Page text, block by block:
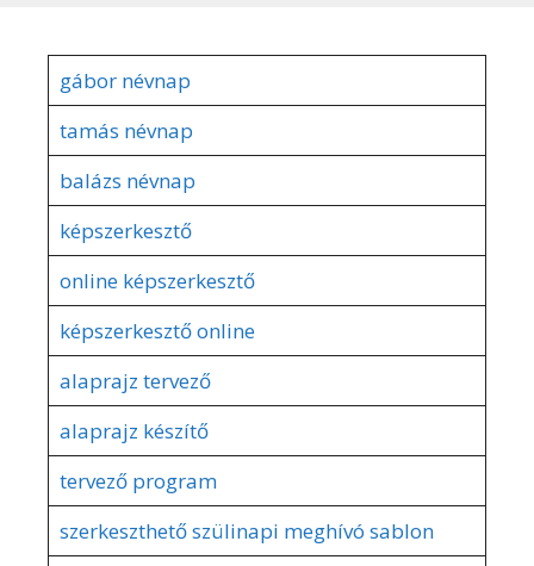
gábor névnap
tamás névnap
balázs névnap
képszerkesztő
online képszerkesztő
képszerkesztő online
alaprajz tervező
alaprajz készítő
tervező program
szerkeszthető szülinapi meghívó sablon